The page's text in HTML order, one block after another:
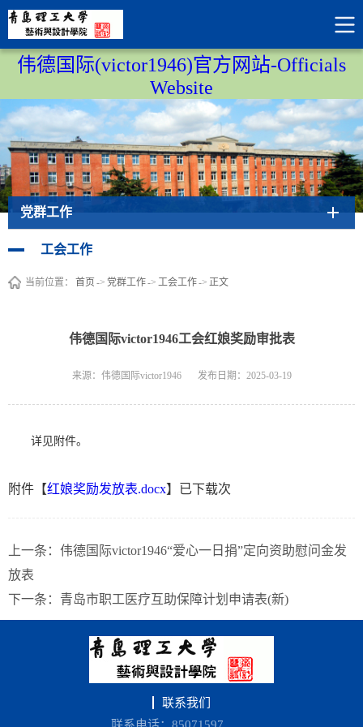
伟德国际(victor1946)官方网站-Officials
Website
党群工作
工会工作
当前位置： 首页 -> 党群工作-> 工会工作-> 正文
伟德国际victor1946工会红娘奖励审批表
来源：伟德国际victor1946 发布日期：2025-03-19
详见附件。
附件【红娘奖励发放表.docx】已下载次
上一条： 伟德国际victor1946“爱心一日捐”定向资助慰问金发
放表
下一条： 青岛市职工医疗互助保障计划申请表(新)
联系我们